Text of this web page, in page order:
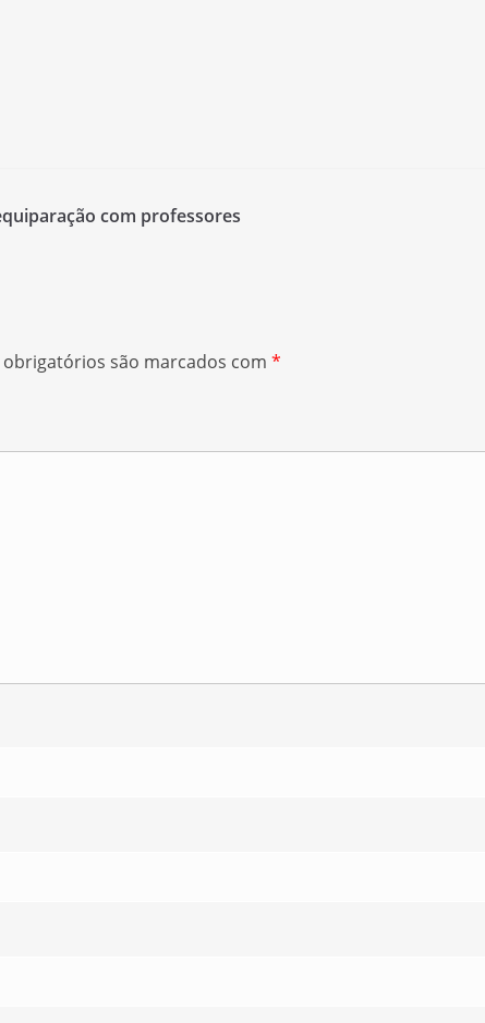
com professores
obrigatórios são marcados com *